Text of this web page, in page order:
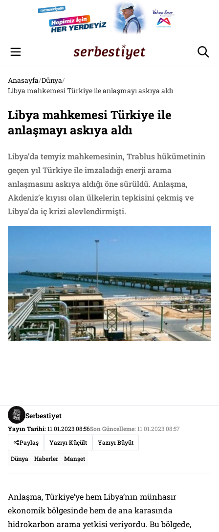
Anasayfa/Dünya/
Libya mahkemesi Türkiye ile anlaşmayı askıya aldı
Libya mahkemesi Türkiye ile
anlaşmayı askıya aldı
Libya’da temyiz mahkemesinin, Trablus hükümetinin
geçen yıl Türkiye ile imzaladığı enerji arama
anlaşmasını askıya aldığı öne sürüldü. Anlaşma,
Akdeniz’e kıyısı olan ülkelerin tepkisini çekmiş ve
Libya'da iç krizi alevlendirmişti.
Serbestiyet
Yayın Tarihi:11.01.2023 08:56Son Güncelleme:11.01.2023 08:57
Paylaş
Yazıyı Küçült Yazıyı Büyüt
Dünya Haberler Manşet
Anlaşma, Türkiye’ye hem Libya’nın münhasır
ekonomik bölgesinde hem de ana karasında
hidrokarbon arama yetkisi veriyordu. Bu bölgede,